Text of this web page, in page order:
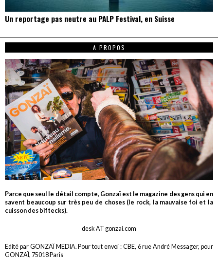
Un reportage pas neutre au PALP Festival, en Suisse
A PROPOS
Parce que seul le détail compte, Gonzaï est le magazine des gens qui en
savent beaucoup sur très peu de choses (le rock, la mauvaise foi et la
cuisson des biftecks).
desk AT gonzai.com
Edité par GONZAÏ MEDIA. Pour tout envoi : CBE, 6 rue André Messager, pour
GONZAÏ, 75018 Paris